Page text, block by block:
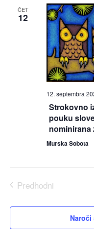
ČET
12
12. septembra
Strokovno
pouku
nominirana
Murska Sobota
Predhodni
Naroči